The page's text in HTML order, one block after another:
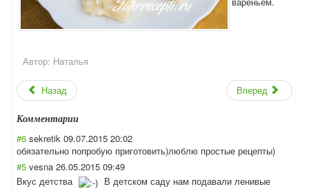
Автор: Наталья
Назад Вперед
Комментарии
#6 sekretik 09.07.2015 20:02
обязательно попробую приготовить)люблю простые рецепты)
#5 vesna 26.05.2015 09:49
Вкус детства
В детском саду нам подавали ленивые